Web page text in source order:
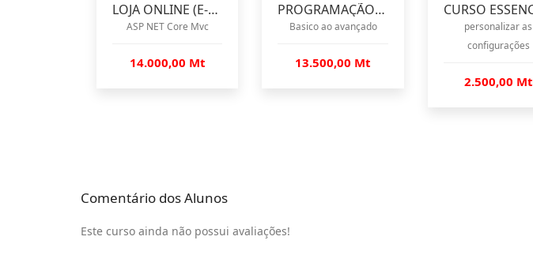
LOJA ONLINE (E-COMMERCE)
ASP NET Core Mvc
14.000,00 Mt
PROGRAMAÇÃO C#
Basico ao avançado
13.500,00 Mt
personalizar as
configurações
2.500,00 Mt
Comentário dos Alunos
Este curso ainda não possui avaliações!